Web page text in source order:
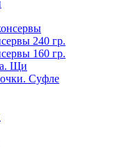
240 гр.
160 гр.
Щи
Суфле